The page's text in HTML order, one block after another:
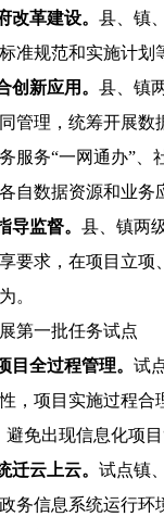
革建设。县、镇
准规范和实施计划
新应用。县、镇
管理，统筹开展
服务“一网通办”、
自数据资源和业务
监督。县、镇两
要求，在项目立
。
一批任务试点
全过程管理。试
，项目实施过程
避免出现信息化项
云上云。试点镇
务信息系统运行环